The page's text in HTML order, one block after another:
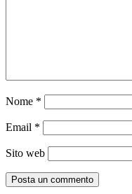
Nome *
Email *
Sito web